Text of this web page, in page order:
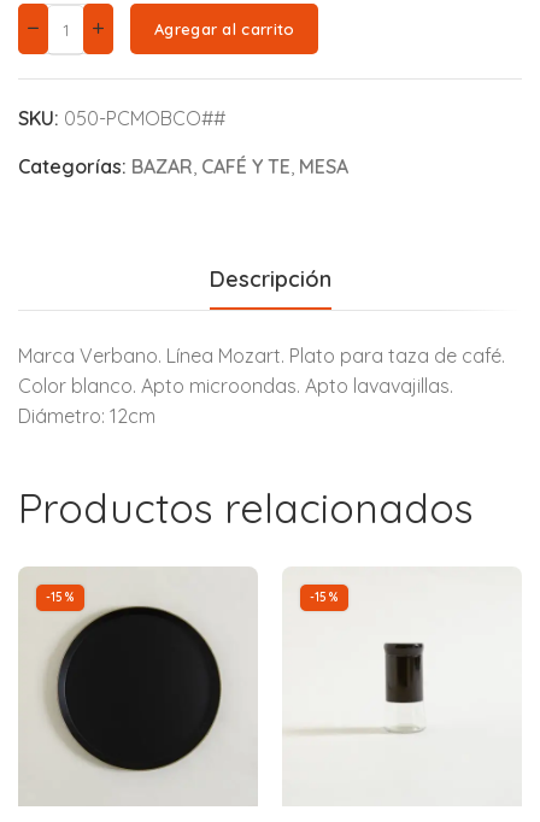
Agregar al carrito
SKU: 050-PCMOBCO##
Categorías: BAZAR, CAFÉ Y TE, MESA
Descripción
Marca Verbano. Línea Mozart. Plato para taza de café.
Color blanco. Apto microondas. Apto lavavajillas.
Diámetro: 12cm
Productos relacionados
-15% -15%